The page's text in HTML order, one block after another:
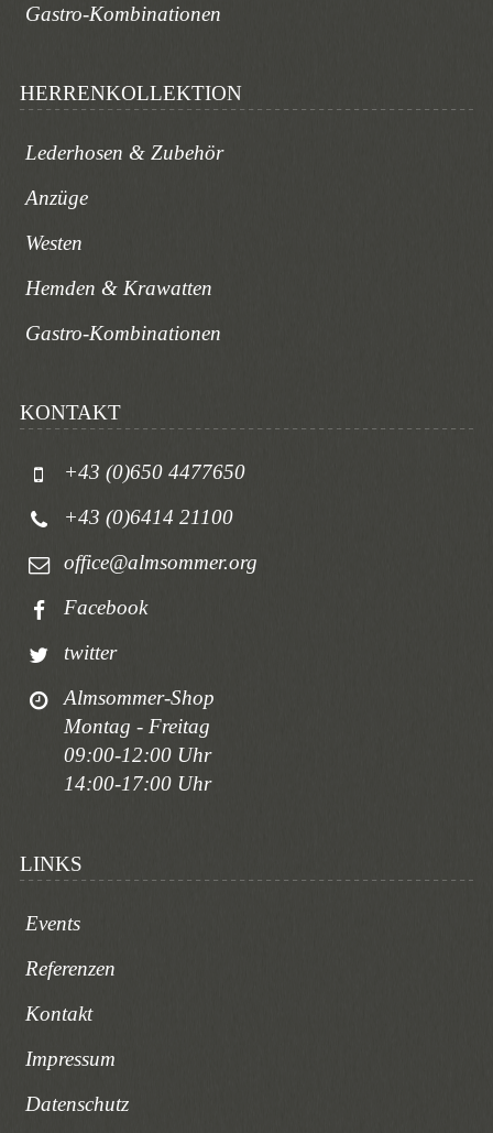
Gastro-Kombinationen
HERRENKOLLEKTION
Lederhosen & Zubehör
Anzüge
Westen
Hemden & Krawatten
Gastro-Kombinationen
KONTAKT
+43 (0)650 4477650
+43 (0)6414 21100
office@almsommer.org
Facebook
twitter
Almsommer-Shop
Montag - Freitag
09:00-12:00 Uhr
14:00-17:00 Uhr
LINKS
Events
Referenzen
Kontakt
Impressum
Datenschutz